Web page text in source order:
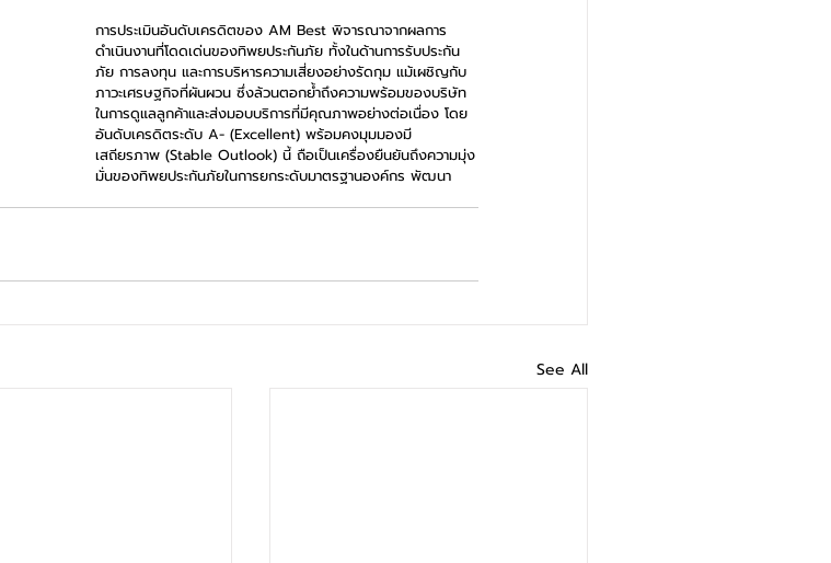
การประเมินอันดับเครดิตของ AM Best พิจารณาจากผลการ
ดำเนินงานที่โดดเด่นของทิพยประกันภัย ทั้งในด้านการรับประกัน
ภัย การลงทุน และการบริหารความเสี่ยงอย่างรัดกุม แม้เผชิญกับ
ภาวะเศรษฐกิจที่ผันผวน ซึ่งล้วนตอกย้ำถึงความพร้อมของบริษัท
ในการดูแลลูกค้าและส่งมอบบริการที่มีคุณภาพอย่างต่อเนื่อง โดย
อันดับเครดิตระดับ A- (Excellent) พร้อมคงมุมมองมี
เสถียรภาพ (Stable Outlook) นี้ ถือเป็นเครื่องยืนยันถึงความมุ่ง
มั่นของทิพยประกันภัยในการยกระดับมาตรฐานองค์กร พัฒนา
See All